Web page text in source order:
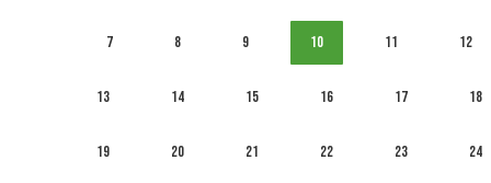
7 8 9 10 11 12
13 14 15 16 17 18
19 20 21 22 23 24